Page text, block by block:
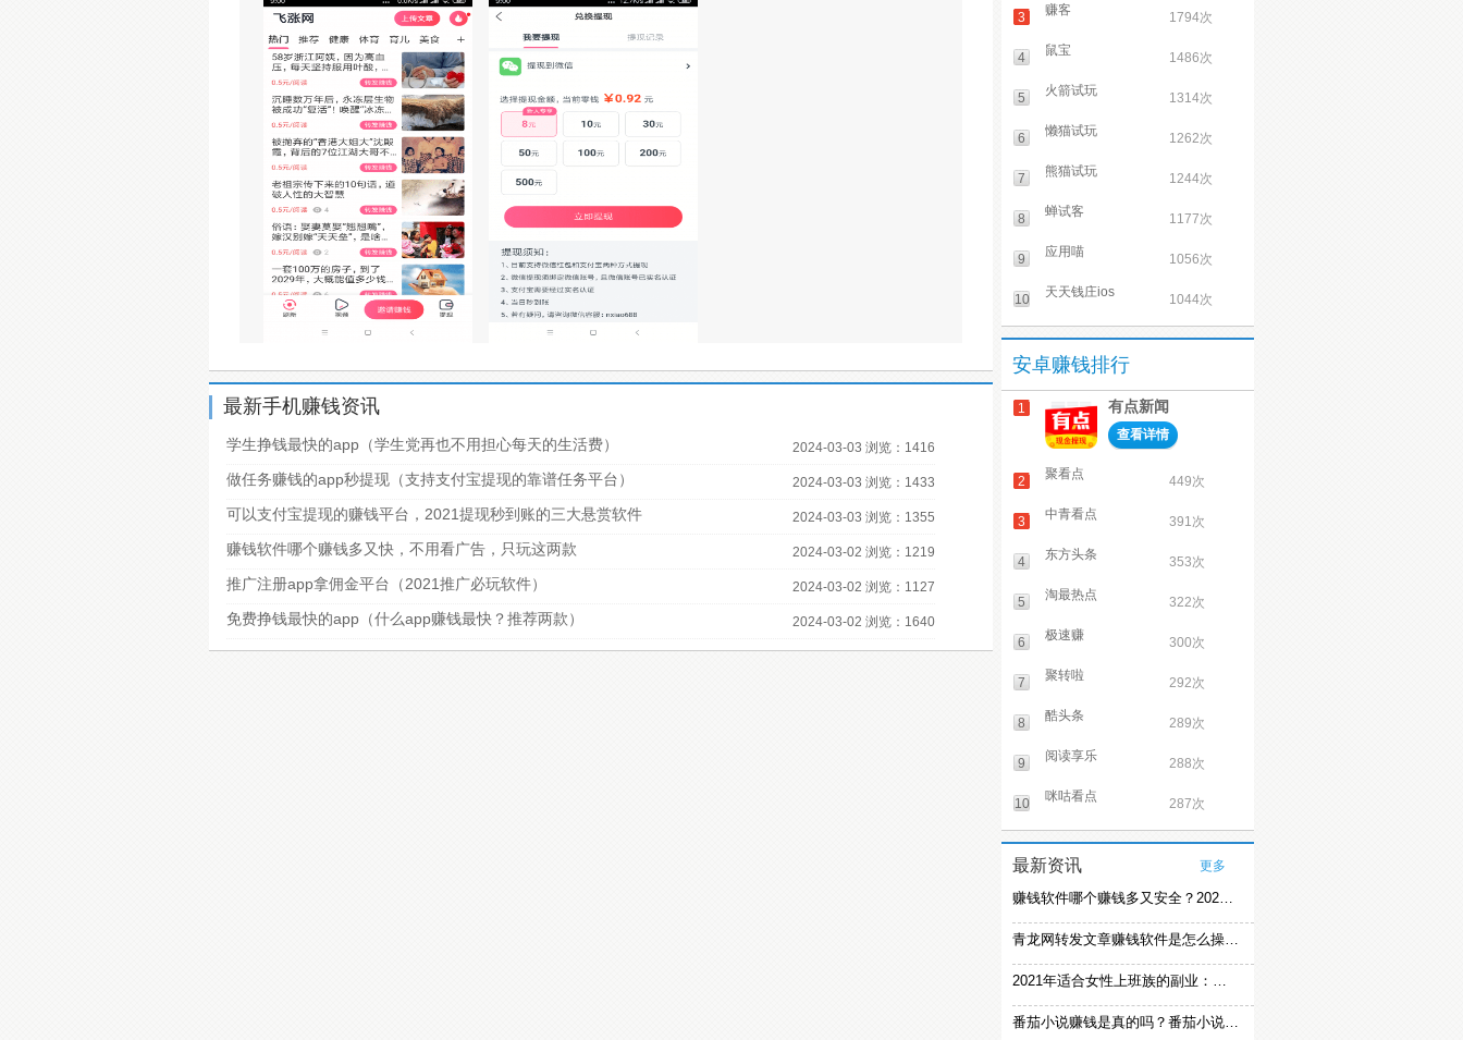
最新手机赚钱资讯
学生挣钱最快的app（学生党再也不用担心每天的生活费） 2024-03-03 浏览：1416
做任务赚钱的app秒提现（支持支付宝提现的靠谱任务平台） 2024-03-03 浏览：1433
可以支付宝提现的赚钱平台，2021提现秒到账的三大悬赏软件 2024-03-03 浏览：1355
赚钱软件哪个赚钱多又快，不用看广告，只玩这两款 2024-03-02 浏览：1219
推广注册app拿佣金平台（2021推广必玩软件） 2024-03-02 浏览：1127
免费挣钱最快的app（什么app赚钱最快？推荐两款） 2024-03-02 浏览：1640
3 赚客 1794次
4 鼠宝 1486次
5 火箭试玩 1314次
6 懒猫试玩 1262次
7 熊猫试玩 1244次
8 蝉试客 1177次
9 应用喵 1056次
10 天天钱庄ios 1044次
安卓赚钱排行
1 有点新闻
查看详情
2 聚看点 449次
3 中青看点 391次
4 东方头条 353次
5 淘最热点 322次
6 极速赚 300次
7 聚转啦 292次
8 酷头条 289次
9 阅读享乐 288次
10 咪咕看点 287次
最新资讯 更多
赚钱软件哪个赚钱多又安全？2021精选赚钱软件
青龙网转发文章赚钱软件是怎么操作的？
2021年适合女性上班族的副业：女生在家赚钱兼职推荐
番茄小说赚钱是真的吗？番茄小说怎么操作赚钱